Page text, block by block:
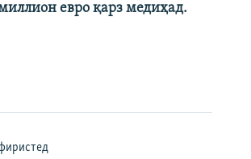
евро қарз медиҳад.